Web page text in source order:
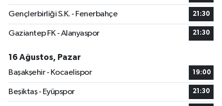
Gençlerbirliği S.K. - Fenerbahçe 21:30
Gaziantep FK - Alanyaspor 21:30
16 Ağustos, Pazar
Başakşehir - Kocaelispor
19:00
Beşiktaş - Eyüpspor 21:30